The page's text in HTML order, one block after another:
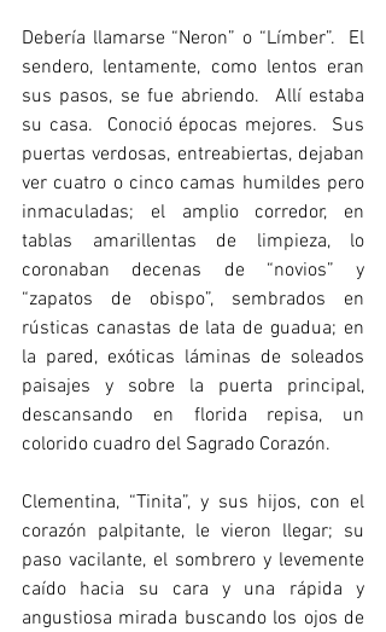
Debería llamarse “Neron” o “Límber”.  El
sendero, lentamente, como lentos eran
sus pasos, se fue abriendo.  Allí estaba
su casa.  Conoció épocas mejores.  Sus
puertas verdosas, entreabiertas, dejaban
ver cuatro o cinco camas humildes pero
inmaculadas; el amplio corredor, en
tablas amarillentas de limpieza, lo
coronaban decenas de “novios” y
“zapatos de obispo”, sembrados en
rústicas canastas de lata de guadua; en
la pared, exóticas láminas de soleados
paisajes y sobre la puerta principal,
descansando en florida repisa, un
colorido cuadro del Sagrado Corazón.
Clementina, “Tinita”, y sus hijos, con el
corazón palpitante, le vieron llegar; su
paso vacilante, el sombrero y levemente
caído hacia su cara y una rápida y
angustiosa mirada buscando los ojos de